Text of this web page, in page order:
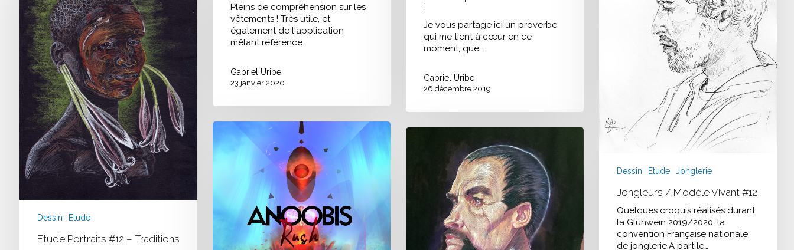
Pleins de compréhension sur les
vêtements ! Très utile, et
également de l'application
mêlant référence…
Gabriel Uribe
23 janvier 2020
!
Je vous partage ici un proverbe
qui me tient à cœur en ce
moment, que…
Gabriel Uribe
26 décembre 2019
Dessin Etude Jonglerie
Jongleurs / Modèle Vivant #12
Quelques croquis réalisés durant
la Glühwein 2019/2020, la
convention Française nationale
de jonglerie.A part le…
Traditions
Dessin Etude
Etude Portraits #12 – Traditions
Epic
Game
Jam
Neuchâtel
Burton
Personnages